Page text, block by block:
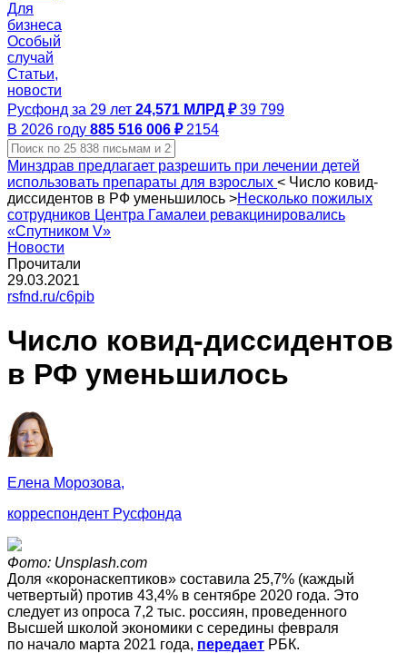
Для
бизнеса
Особый
случай
Статьи,
новости
Русфонд за 29 лет 24,571 МЛРД ₽ 39 799
В 2026 году 885 516 006 ₽ 2154
Минздрав предлагает разрешить при лечении детей
использовать препараты для взрослых < Число ковид-
диссидентов в РФ уменьшилось >Несколько пожилых
сотрудников Центра Гамалеи ревакцинировались
«Спутником V»
Новости
Прочитали
29.03.2021
rsfnd.ru/c6pib
Число ковид-диссидентов
в РФ уменьшилось
Елена Морозова,
корреспондент Русфонда
Фото: Unsplash.com
Доля «коронаскептиков» составила 25,7% (каждый
четвертый) против 43,4% в сентябре 2020 года. Это
следует из опроса 7,2 тыс. россиян, проведенного
Высшей школой экономики с середины февраля
по начало марта 2021 года, передает РБК.